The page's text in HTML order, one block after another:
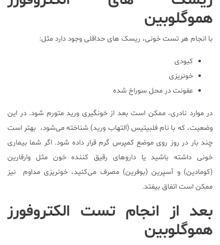
هموگلوبین
با انجام هر تست خونی، ریسک های حداقلی وجود دارد مثل:
کبودی
خونریزی
عفونت در محل سوراخ شده
در موارد نادری، ممکن است بعد از خونگیری ورید متورم شود. در این
وضعیت، که با نام فلبیتیس (التهاب ورید) شناخته می‌شود، بهتر است
چند بار در روز روی موضع کمپرس گرم قرار داده شود. اگر شما بیماری
خونی داشته باشید یا داروهای رقیق کننده خون مثل وارفارین
(کومادین) و آسپرین (بوفرین) مصرف می‌کنید، خونریزی مداوم نیز
ممکن است اتفاق بیفتد.
بعد از انجام تست الکتروفورز
هموگلوبین